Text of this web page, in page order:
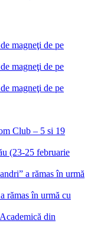
magneţi de pe
magneţi de pe
magneţi de pe
Club – 5 si 19
(23-25 februarie
a rămas în urmă
rămas în urmă cu
din